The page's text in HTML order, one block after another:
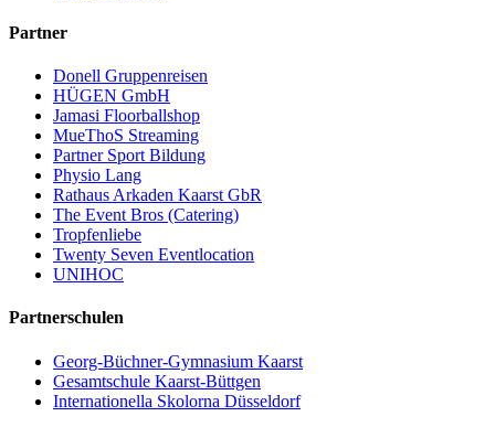
Partner
Donell Gruppenreisen
HÜGEN GmbH
Jamasi Floorballshop
MueThoS Streaming
Partner Sport Bildung
Physio Lang
Rathaus Arkaden Kaarst GbR
The Event Bros (Catering)
Tropfenliebe
Twenty Seven Eventlocation
UNIHOC
Partnerschulen
Georg-Büchner-Gymnasium Kaarst
Gesamtschule Kaarst-Büttgen
Internationella Skolorna Düsseldorf